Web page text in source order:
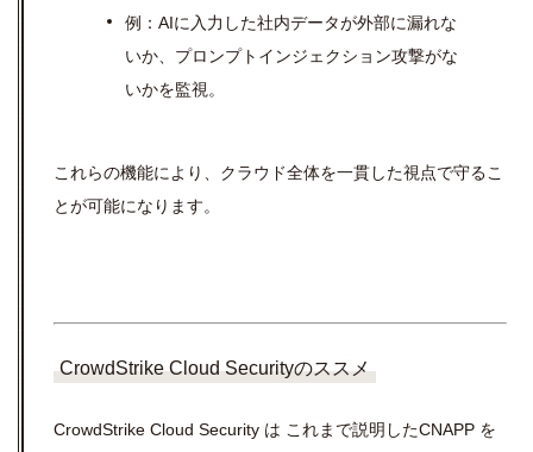
例：AIに入力した社内データが外部に漏れな
いか、プロンプトインジェクション攻撃がな
いかを監視。
これらの機能により、クラウド全体を一貫した視点で守るこ
とが可能になります。
CrowdStrike Cloud Securityのススメ
CrowdStrike Cloud Security は これまで説明したCNAPP を